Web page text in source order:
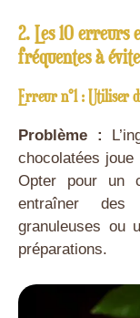
2. Les 10 erreurs
fréquentes à
Erreur n°1 : Utiliser
Problème :
chocolatées
Opter pour un
entraîner
granuleuses ou
préparations.